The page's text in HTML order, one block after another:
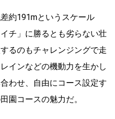
約191mというスケール
チ」に勝るとも劣らない壮
るのもチャレンジングで走
インなどの機動力を生かし
わせ、自由にコース設定す
園コースの魅力だ。